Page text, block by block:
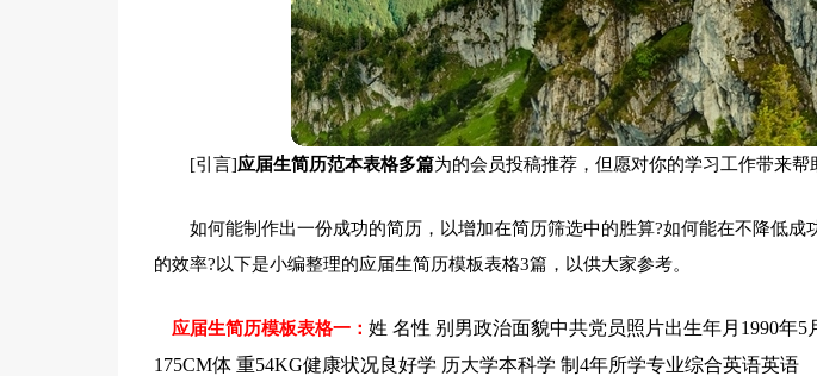
[引言]应届生简历范本表格多篇为的会员投稿推荐，但愿对你的学习工作带来帮
如何能制作出一份成功的简历，以增加在简历筛选中的胜算?如何能在不降低成
的效率?以下是小编整理的应届生简历模板表格3篇，以供大家参考。
应届生简历模板表格一： 姓 名性 别男政治面貌中共党员照片出生年月1990年5
175CM体 重54KG健康状况良好学 历大学本科学 制4年所学专业综合英语英语